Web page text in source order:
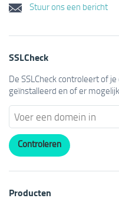
Stuur ons een bericht
SSLCheck
De SSLCheck controleert of
geïnstalleerd en of er
Producten